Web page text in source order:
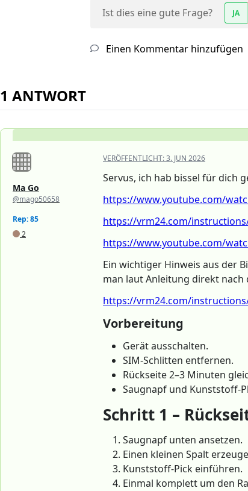
Ist dies eine gute Frage? JA
Einen Kommentar hinzufügen
1 ANTWORT
Ma Go
@mago50658
Rep: 85
2
VERÖFFENTLICHT:3. JUN 2026
Servus, ich hab bissel für dich
https://www.youtube.com/
https://vrm24.com/
https://www.youtube.com/
Ein wichtiger Hinweis aus der
man laut Anleitung direkt
https://vrm24.com/
Vorbereitung
Gerät ausschalten.
SIM-Schlitten entfernen.
Rückseite 2–3 Minuten
Saugnapf und Kunststoff-
Schritt 1 –
Saugnapf unten ansetzen.
Einen kleinen Spalt
Kunststoff-Pick einführen.
Einmal komplett um den